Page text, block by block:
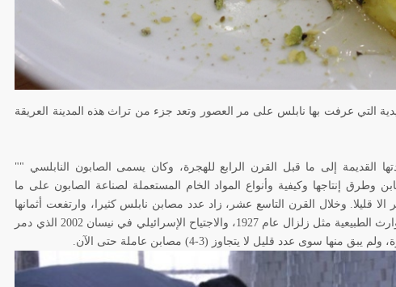
التي عرفت بها نابلس على مر العصور وتعد جزء من تراث هذه المدينة العريقة
القديمة إلى ما قبل القرن الرابع للهجرة، وكان يسمى الصابون النابلسي ""
وطرق إنتاجها وكيفية وأنواع المواد الخام المستعملة لصناعة الصابون على ما
الا قليلا. وخلال القرن التاسع عشر، زاد عدد مصابن نابلس كثيرا، وارتفعت أثمانها
وكمية إنتاجها، إلا أنها تأثرت ببعض الكوارث الطبيعية مثل زلزال عام 1927، والاجتياح الإسرائيلي في نيسان 2002 الذي دمر
سوى عدد قليل لا يتجاوز (3-4) مصابن عاملة حتى الآن.